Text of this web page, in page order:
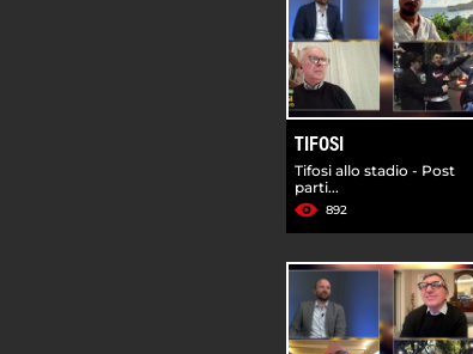
TIFOSI
Tifosi allo stadio - Post
parti...
892